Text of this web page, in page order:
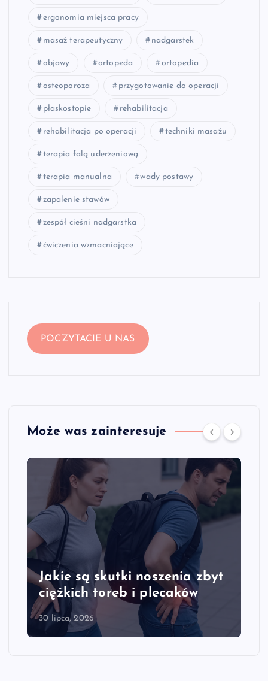
ergonomia miejsca pracy
masaż terapeutyczny nadgarstek
objawy ortopeda ortopedia
osteoporoza przygotowanie do operacji
płaskostopie rehabilitacja
rehabilitacja po operacji techniki masażu
terapia falą uderzeniową
terapia manualna wady postawy
zapalenie stawów
zespół cieśni nadgarstka
ćwiczenia wzmacniające
POCZYTACIE U NAS
Może was zainteresuje
Jakie są skutki noszenia zbyt
ciężkich toreb i plecaków
30 lipca, 2026